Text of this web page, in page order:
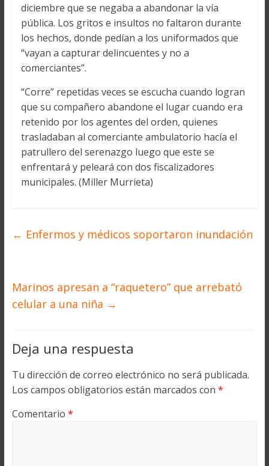
diciembre que se negaba a abandonar la vía
pública. Los gritos e insultos no faltaron durante
los hechos, donde pedían a los uniformados que
“vayan a capturar delincuentes y no a
comerciantes”.
“Corre” repetidas veces se escucha cuando logran
que su compañero abandone el lugar cuando era
retenido por los agentes del orden, quienes
trasladaban al comerciante ambulatorio hacía el
patrullero del serenazgo luego que este se
enfrentará y peleará con dos fiscalizadores
municipales. (Miller Murrieta)
← Enfermos y médicos soportaron inundación
Marinos apresan a “raquetero” que arrebató
celular a una niña →
Deja una respuesta
Tu dirección de correo electrónico no será publicada.
Los campos obligatorios están marcados con *
Comentario *